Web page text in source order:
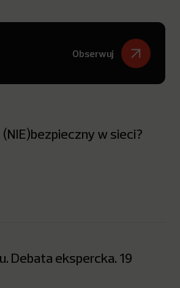
Obserwuj
w sieci?
Debata ekspercka. 19